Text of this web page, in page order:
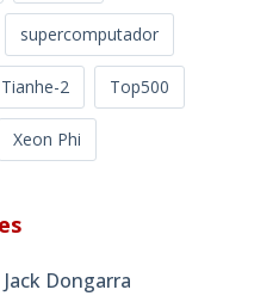
supercomputador
Tianhe-2 Top500
Xeon Phi
Dongarra